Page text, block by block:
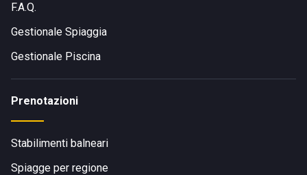
F.A.Q.
Gestionale Spiaggia
Gestionale Piscina
Prenotazioni
Stabilimenti balneari
Spiagge per regione